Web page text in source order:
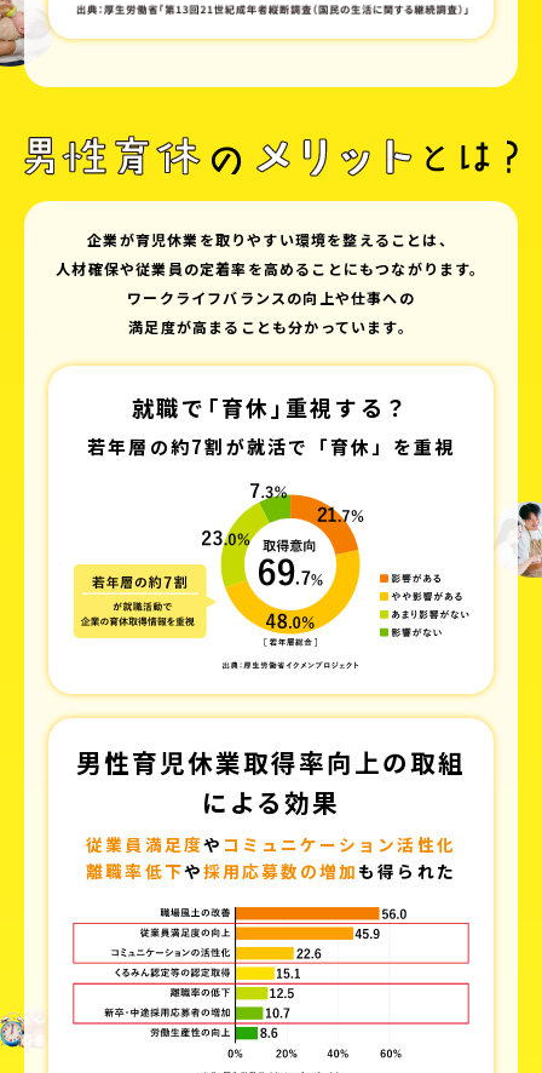
企業が育児休業を取りやすい環境を整えることは、
人材確保や従業員の定着率を高めることにもつながります。
ワークライフバランスの向上や仕事への
満足度が高まることも分かっています。
就職で｢育休｣重視する？
若年層の約7割が就活で「育休」を重視
男性育児休業取得率向上の取組
による効果
従業員満足度や コミュニケーション活性化
離職率低下や採用応募数の増加 も得られた